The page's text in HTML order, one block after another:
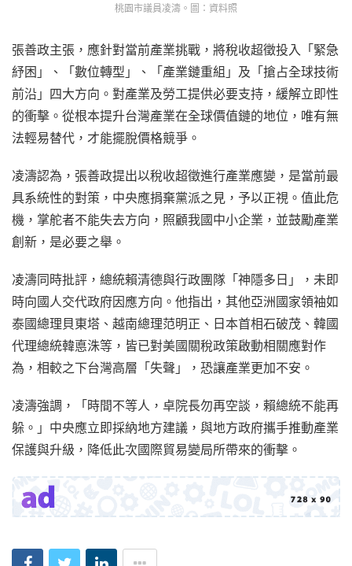
桃園市議員凌濤。圖：資料照
張善政主張，應針對當前產業挑戰，將稅收超徵投入「緊急
紓困」、「數位轉型」、「產業鏈重組」及「搶占全球技術
前沿」四大方向。對產業及勞工提供必要支持，緩解立即性
的衝擊。從根本提升台灣產業在全球價值鏈的地位，唯有無
法輕易替代，才能擺脫價格競爭。
凌濤認為，張善政提出以稅收超徵進行產業應變，是當前最
具系統性的對策，中央應捐棄黨派之見，予以正視。值此危
機，掌舵者不能失去方向，照顧我國中小企業，並鼓勵產業
創新，是必要之舉。
凌濤同時批評，總統賴清德與行政團隊「神隱多日」，未即
時向國人交代政府因應方向。他指出，其他亞洲國家領袖如
泰國總理貝東塔、越南總理范明正、日本首相石破茂、韓國
代理總統韓悳洙等，皆已對美國關稅政策啟動相關應對作
為，相較之下台灣高層「失聲」，恐讓產業更加不安。
凌濤強調，「時間不等人，卓院長勿再空談，賴總統不能再
躲。」中央應立即採納地方建議，與地方政府攜手推動產業
保護與升級，降低此次國際貿易變局所帶來的衝擊。